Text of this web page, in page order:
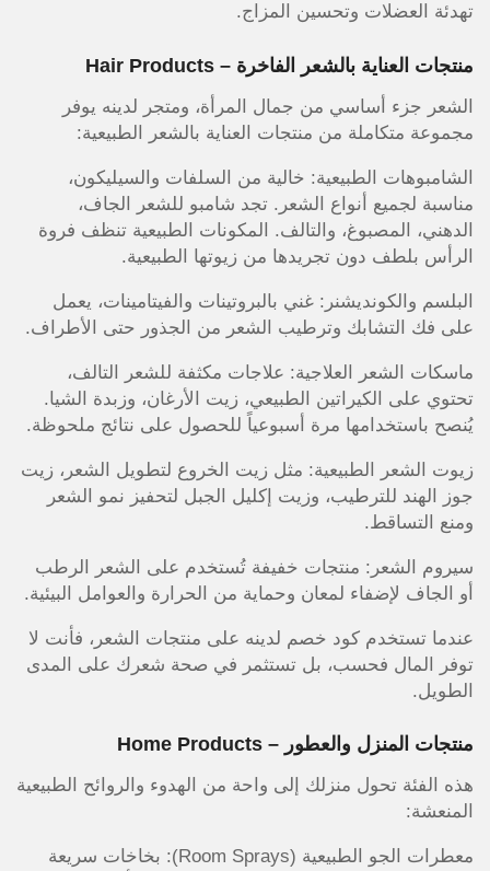
تهدئة العضلات وتحسين المزاج.
منتجات العناية بالشعر الفاخرة – Hair Products
الشعر جزء أساسي من جمال المرأة، ومتجر لدينه يوفر
مجموعة متكاملة من منتجات العناية بالشعر الطبيعية:
الشامبوهات الطبيعية: خالية من السلفات والسيليكون،
مناسبة لجميع أنواع الشعر. تجد شامبو للشعر الجاف،
الدهني، المصبوغ، والتالف. المكونات الطبيعية تنظف فروة
الرأس بلطف دون تجريدها من زيوتها الطبيعية.
البلسم والكونديشنر: غني بالبروتينات والفيتامينات، يعمل
على فك التشابك وترطيب الشعر من الجذور حتى الأطراف.
ماسكات الشعر العلاجية: علاجات مكثفة للشعر التالف،
تحتوي على الكيراتين الطبيعي، زيت الأرغان، وزبدة الشيا.
يُنصح باستخدامها مرة أسبوعياً للحصول على نتائج ملحوظة.
زيوت الشعر الطبيعية: مثل زيت الخروع لتطويل الشعر، زيت
جوز الهند للترطيب، وزيت إكليل الجبل لتحفيز نمو الشعر
ومنع التساقط.
سيروم الشعر: منتجات خفيفة تُستخدم على الشعر الرطب
أو الجاف لإضفاء لمعان وحماية من الحرارة والعوامل البيئية.
عندما تستخدم كود خصم لدينه على منتجات الشعر، فأنت لا
توفر المال فحسب، بل تستثمر في صحة شعرك على المدى
الطويل.
منتجات المنزل والعطور – Home Products
هذه الفئة تحول منزلك إلى واحة من الهدوء والروائح الطبيعية
المنعشة:
معطرات الجو الطبيعية (Room Sprays): بخاخات سريعة